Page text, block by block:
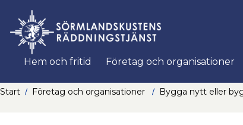
Nyköpings
Hem och fritid Företag och organisationer
Start Företag och organisationer Bygga nytt eller